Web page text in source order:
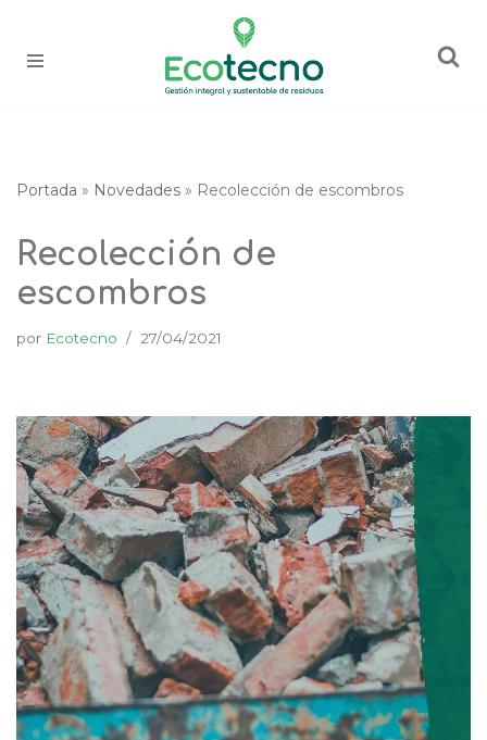
Saltar
Portada » Novedades » Recolección de escombros
Recolección de
escombros
por Ecotecno 27/04/2021